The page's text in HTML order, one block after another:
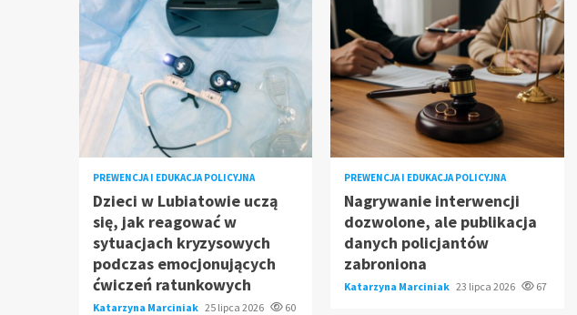
PREWENCJA I EDUKACJA POLICYJNA
Dzieci w Lubiatowie uczą
się, jak reagować w
sytuacjach kryzysowych
podczas emocjonujących
ćwiczeń ratunkowych
Katarzyna Marciniak 25 lipca 2026 60
PREWENCJA I EDUKACJA POLICYJNA
Nagrywanie interwencji
dozwolone, ale publikacja
danych policjantów
zabroniona
Katarzyna Marciniak 23 lipca 2026 67